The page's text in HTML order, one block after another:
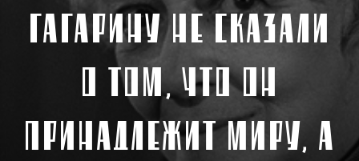
ГАГАРИНУ НЕ СКАЗАЛИ
О ТОМ, ЧТО ОН
ПРИНАДЛЕЖИТ МИРУ, А